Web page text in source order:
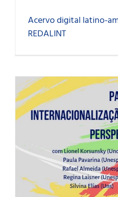
Acervo digital latino-
REDALINT